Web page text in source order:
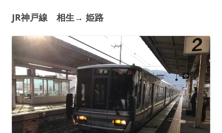
JR神戸線 相生→ 姫路